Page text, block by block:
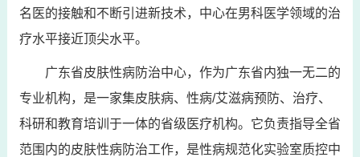
名医的接触和不断引进新技术，中心在男科医学领域的治
疗水平接近顶尖水平。
广东省皮肤性病防治中心，作为广东省内独一无二的
专业机构，是一家集皮肤病、性病/艾滋病预防、治疗、
科研和教育培训于一体的省级医疗机构。它负责指导全省
范围内的皮肤性病防治工作，是性病规范化实验室质控中